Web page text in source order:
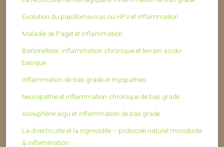
Evolution du papillomavirus ou HPV et inflammation
Maladie de Paget et inflammation
Bartonellose, inflammation chronique et terrain acido-
basique
Inflammation de bas grade et myopathies
Neuropathie et inflammation chronique de bas grade
Acouphène aigu et inflammation de bas grade
La diverticulite et la sigmoïdite – protocole naturel microbiote
& inflammation